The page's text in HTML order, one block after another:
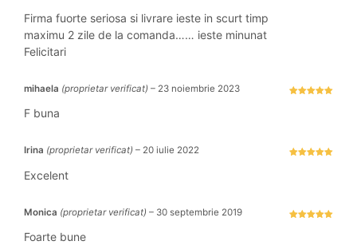
Firma fuorte seriosa si livrare ieste in scurt timp
maximu 2 zile de la comanda…… ieste minunat
Felicitari
mihaela (proprietar verificat) – 23 noiembrie 2023
F buna
Irina (proprietar verificat) – 20 iulie 2022
Excelent
Monica (proprietar verificat) – 30 septembrie 2019
Foarte bune